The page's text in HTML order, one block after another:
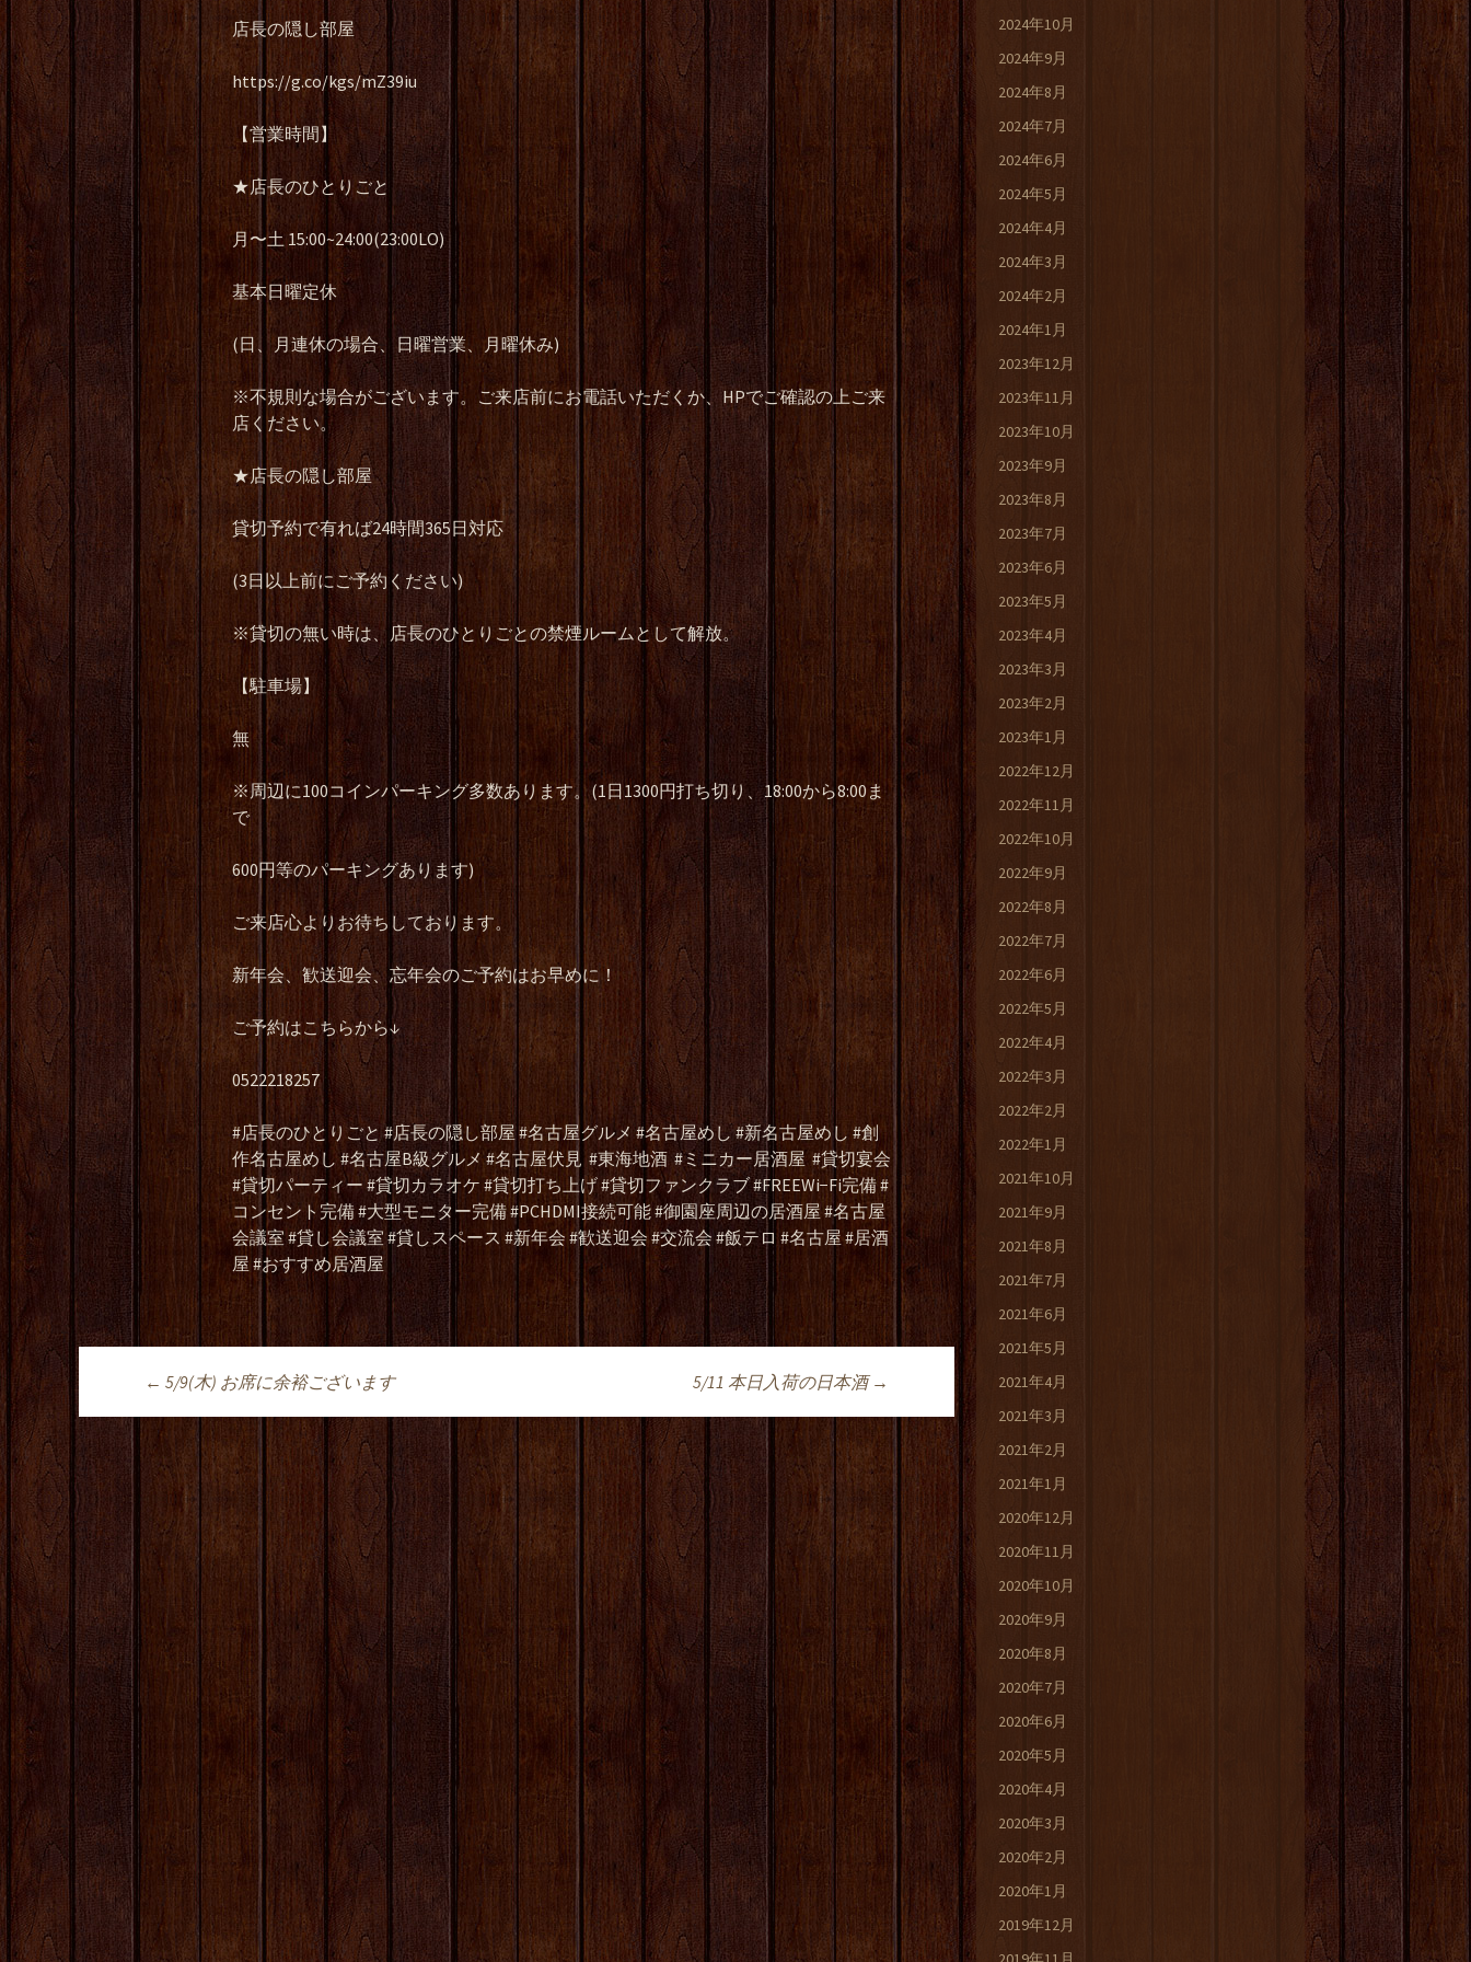
店長の隠し部屋
https://g.co/kgs/mZ39iu
【営業時間】
★店長のひとりごと
月〜土 15:00~24:00(23:00LO)
基本日曜定休
(日、月連休の場合、日曜営業、月曜休み)
※不規則な場合がございます。ご来店前にお電話いただくか、HPでご確認の上ご来
店ください。
★店長の隠し部屋
貸切予約で有れば24時間365日対応
(3日以上前にご予約ください)
※貸切の無い時は、店長のひとりごとの禁煙ルームとして解放。
【駐車場】
無
※周辺に100コインパーキング多数あります。(1日1300円打ち切り、18:00から8:00ま
で
600円等のパーキングあります)
ご来店心よりお待ちしております。
新年会、歓送迎会、忘年会のご予約はお早めに！
ご予約はこちらから↓
0522218257
#店長のひとりごと #店長の隠し部屋 #名古屋グルメ #名古屋めし #新名古屋めし #創
作名古屋めし #名古屋B級グルメ #名古屋伏見 #東海地酒 #ミニカー居酒屋 #貸切宴会
#貸切パーティー #貸切カラオケ #貸切打ち上げ #貸切ファンクラブ #FREEWi−Fi完備 #
コンセント完備 #大型モニター完備 #PCHDMI接続可能 #御園座周辺の居酒屋 #名古屋
会議室 #貸し会議室 #貸しスペース #新年会 #歓送迎会 #交流会 #飯テロ #名古屋 #居酒
屋 #おすすめ居酒屋
投稿ナビゲーション
← 5/9(木) お席に余裕ございます 5/11 本日入荷の日本酒→
2024年10月
2024年9月
2024年8月
2024年7月
2024年6月
2024年5月
2024年4月
2024年3月
2024年2月
2024年1月
2023年12月
2023年11月
2023年10月
2023年9月
2023年8月
2023年7月
2023年6月
2023年5月
2023年4月
2023年3月
2023年2月
2023年1月
2022年12月
2022年11月
2022年10月
2022年9月
2022年8月
2022年7月
2022年6月
2022年5月
2022年4月
2022年3月
2022年2月
2022年1月
2021年10月
2021年9月
2021年8月
2021年7月
2021年6月
2021年5月
2021年4月
2021年3月
2021年2月
2021年1月
2020年12月
2020年11月
2020年10月
2020年9月
2020年8月
2020年7月
2020年6月
2020年5月
2020年4月
2020年3月
2020年2月
2020年1月
2019年12月